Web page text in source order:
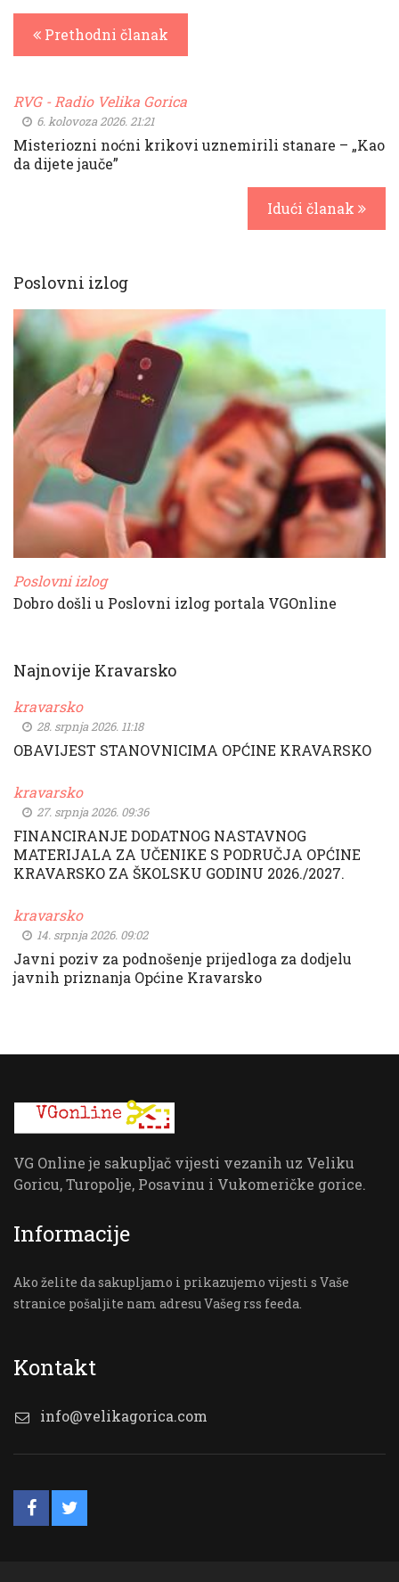
Prethodni članak
RVG - Radio Velika Gorica
6. kolovoza 2026. 21:21
Misteriozni noćni krikovi uznemirili stanare – „Kao
da dijete jauče”
Idući članak
Poslovni izlog
Poslovni izlog
Dobro došli u Poslovni izlog portala VGOnline
Najnovije Kravarsko
kravarsko
28. srpnja 2026. 11:18
OBAVIJEST STANOVNICIMA OPĆINE KRAVARSKO
kravarsko
27. srpnja 2026. 09:36
FINANCIRANJE DODATNOG NASTAVNOG
MATERIJALA ZA UČENIKE S PODRUČJA OPĆINE
KRAVARSKO ZA ŠKOLSKU GODINU 2026./2027.
kravarsko
14. srpnja 2026. 09:02
Javni poziv za podnošenje prijedloga za dodjelu
javnih priznanja Općine Kravarsko
VG Online je sakupljač vijesti vezanih uz Veliku
Goricu, Turopolje, Posavinu i Vukomeričke gorice.
Informacije
Ako želite da sakupljamo i prikazujemo vijesti s Vaše
stranice pošaljite nam adresu Vašeg rss feeda.
Kontakt
info@velikagorica.com